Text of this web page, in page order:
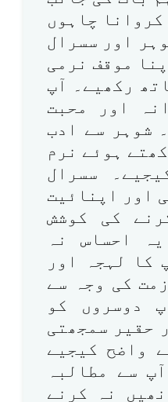
چاہوں
اور سسرال
موقف نرمی
رکھیے۔ آپ
اور محبت
شوہر سے ادب
ہوئے نرم
سسرال
اور اپنائیت
کی کوشش
احساس نہ
کا لہجہ اور
کی وجہ سے
دوسروں کو
حقیر سمجھتی
واضح کیجیے
سے مطالبہ
نہ کرنے